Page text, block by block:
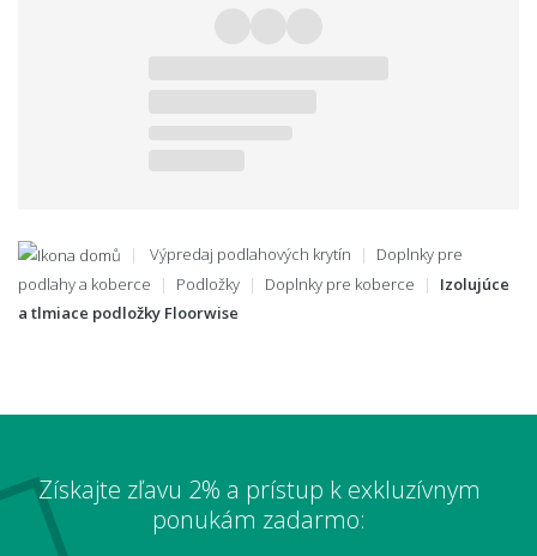
Výpredaj podlahových krytín
Doplnky pre
podlahy a koberce
Podložky Doplnky pre koberce
Izolujúce
a tlmiace podložky Floorwise
Získajte zľavu 2% a prístup k exkluzívnym
ponukám zadarmo: